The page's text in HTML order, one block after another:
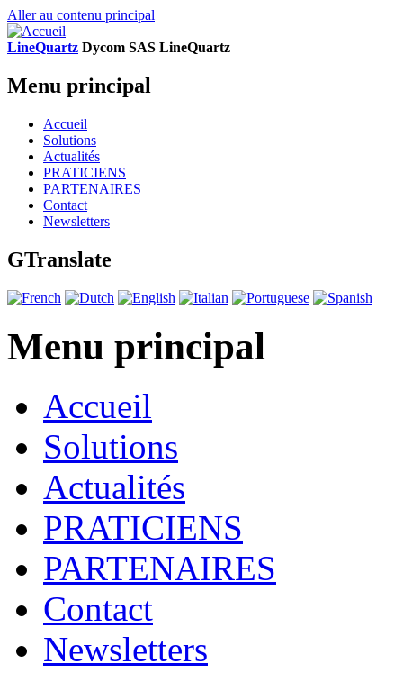
Aller au contenu principal
LineQuartz Dycom SAS LineQuartz
Menu principal
Accueil
Solutions
Actualités
PRATICIENS
PARTENAIRES
Contact
Newsletters
GTranslate
Menu principal
Accueil
Solutions
Actualités
PRATICIENS
PARTENAIRES
Contact
Newsletters